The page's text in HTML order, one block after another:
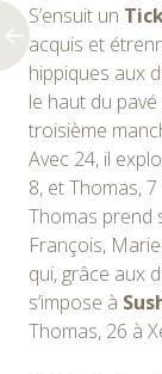
S’ensuit un
acquis et
hippiques aux
le haut du
troisième
Avec 24, il
8, et Thomas,
Thomas prend
François,
qui, grâce aux
s’impose à
Thomas, 26 à